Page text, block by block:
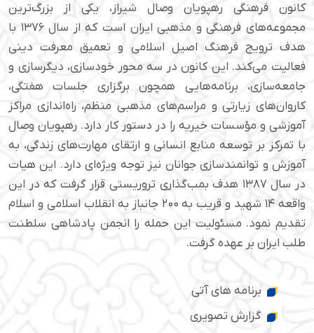
کانون فرهنگی رهپویان وصال شیراز، یکی از بزرگ‌ترین
مجموعه‌های فرهنگی و مذهبی ایران است که از سال ۱۳۷۶ با
هدف ترویج فرهنگ اصیل اسلامی و تعمیق معرفت دینی
فعالیت می‌کند. این کانون در سه محور خودسازی، دیگرسازی و
جامعه‌سازی، برنامه‌هایی همچون برگزاری جلسات هفتگی،
کاروان‌های زیارتی و مراسم‌های مذهبی منظم، راه‌اندازی مراکز
آموزشی و مؤسسات خیریه را در دستور کار دارد. رهپویان وصال
با تمرکز بر توسعه منابع انسانی و ارتقای مهارت‌های زندگی، به
آموزش و توانمندسازی جوانان نیز توجه ویژه‌ای دارد. این هیات
در سال ۱۳۸۷ هدف بمب‌گذاری تروریستی قرار گرفت که در این
واقعه ۱۴ شهید و قریب به ۲۰۰ جانباز به انقلاب اسلامی و اسلام
تقدیم نمود. مسئولیت این حمله را انجمن پادشاهی سلطنت
طلب ایران بر عهده گرفت.
برنامه های آتی
گزارش تصویری